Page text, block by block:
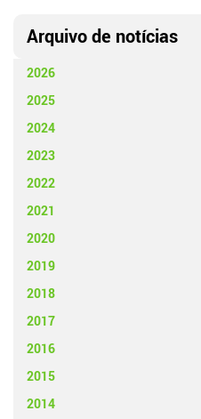
Arquivo de notícias
2026
2025
2024
2023
2022
2021
2020
2019
2018
2017
2016
2015
2014